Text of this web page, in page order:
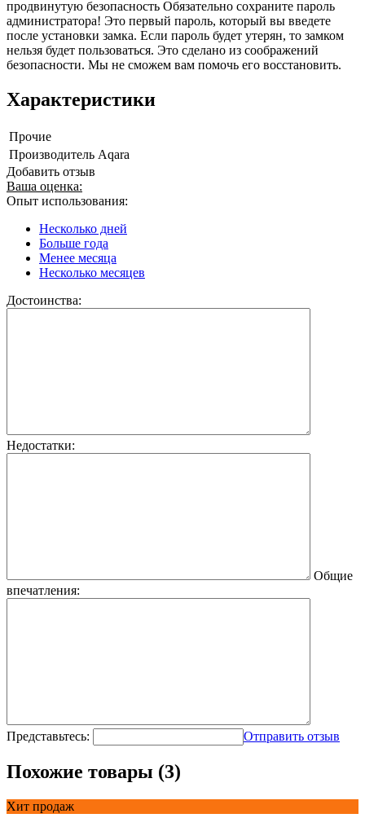
продвинутую безопасность Обязательно сохраните пароль
администратора! Это первый пароль, который вы введете
после установки замка. Если пароль будет утерян, то замком
нельзя будет пользоваться. Это сделано из соображений
безопасности. Мы не сможем вам помочь его восстановить.
Характеристики
Прочие
Производитель Aqara
Добавить отзыв
Ваша оценка:
Опыт использования:
Несколько дней
Больше года
Менее месяца
Несколько месяцев
Достоинства:
Недостатки:
Общие
впечатления:
Представьтесь: Отправить отзыв
Похожие товары (3)
Хит продаж